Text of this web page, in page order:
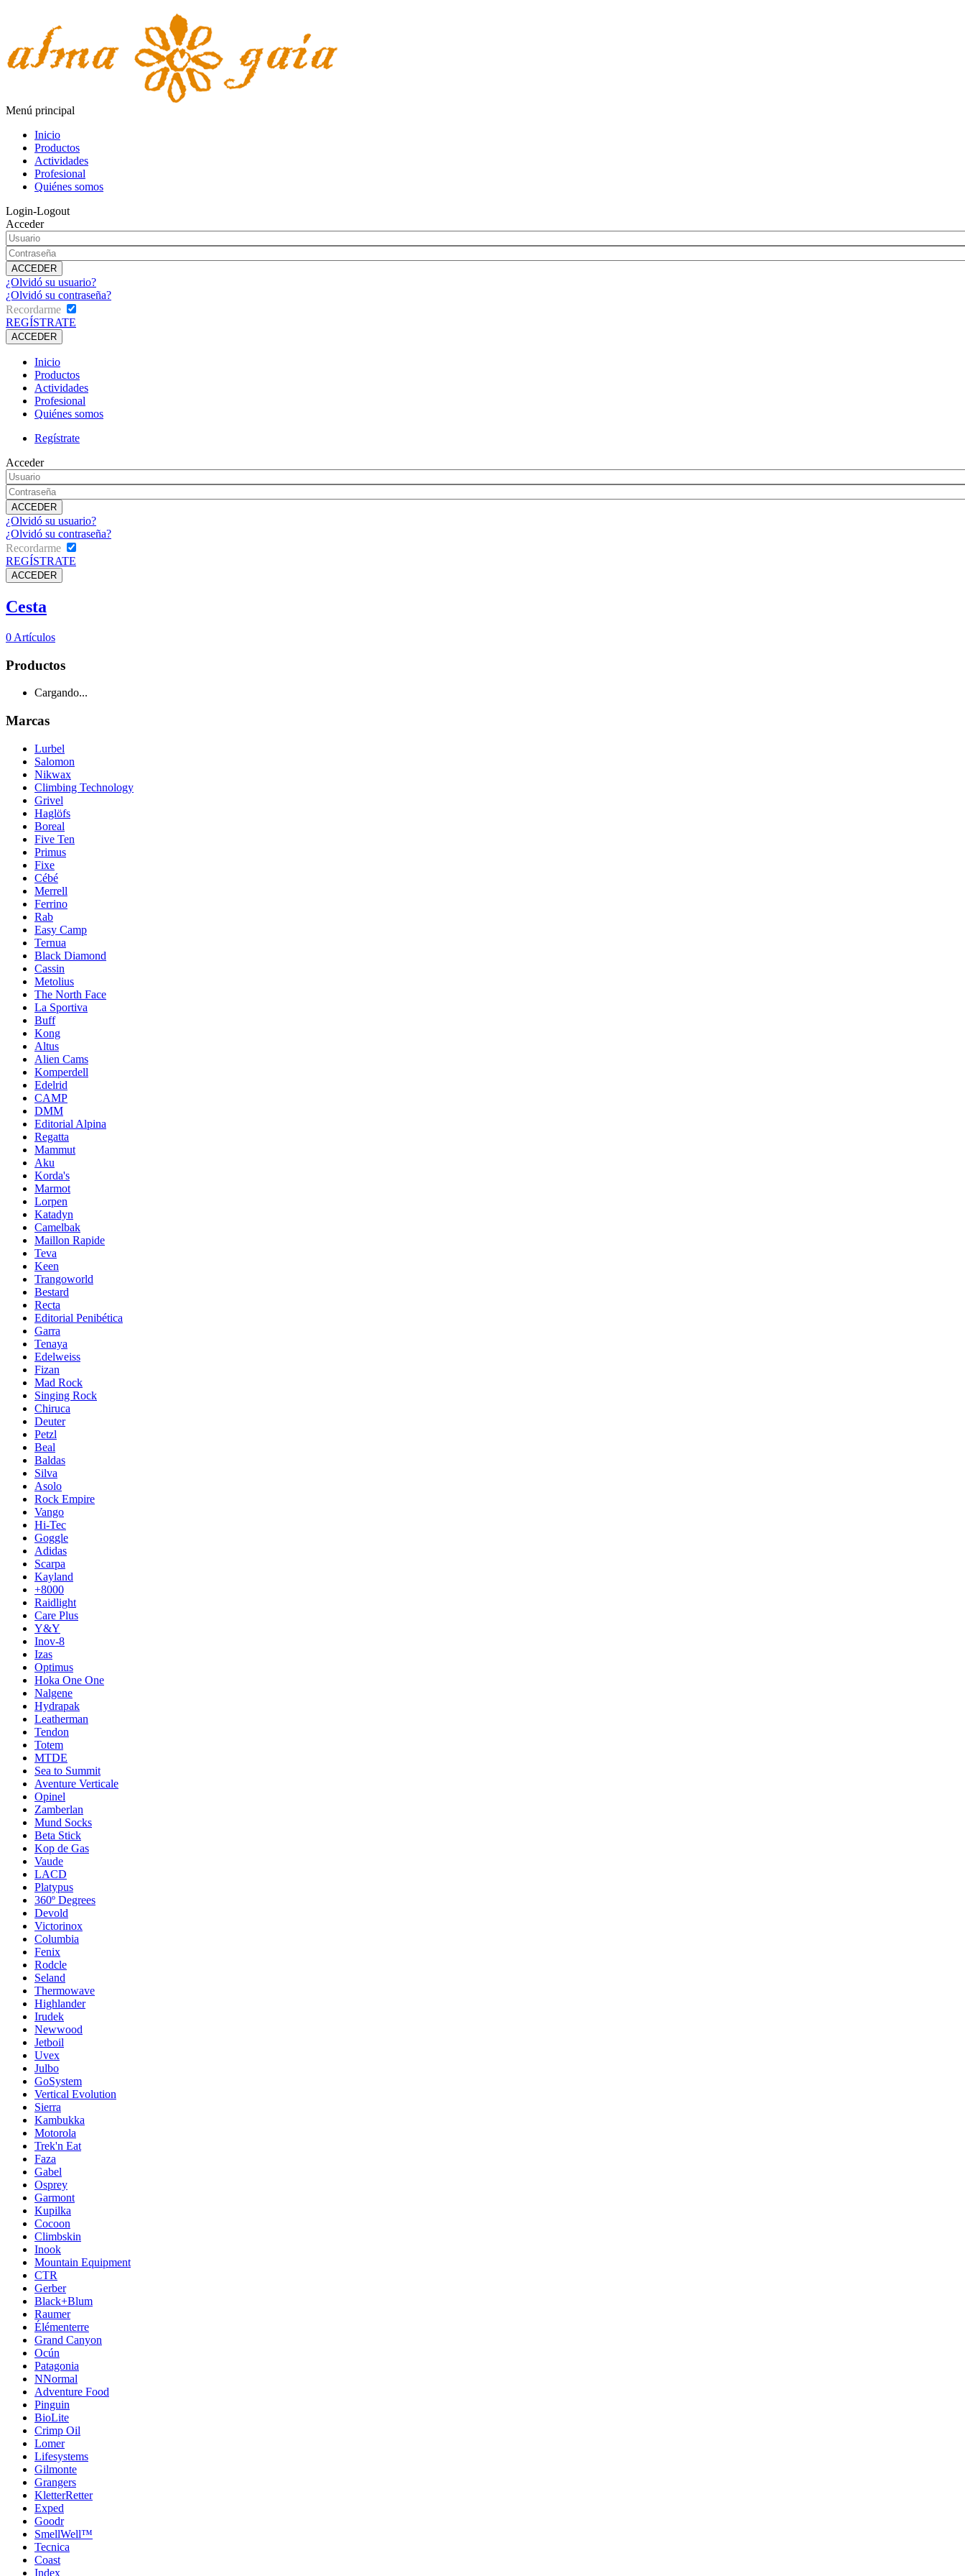
Menú principal
Inicio
Productos
Actividades
Profesional
Quiénes somos
Login-Logout
Acceder
¿Olvidó su usuario?
¿Olvidó su contraseña?
Recordarme
REGÍSTRATE
Inicio
Productos
Actividades
Profesional
Quiénes somos
Regístrate
Acceder
¿Olvidó su usuario?
¿Olvidó su contraseña?
Recordarme
REGÍSTRATE
Cesta
0 Artículos
Productos
Cargando...
Marcas
Lurbel
Salomon
Nikwax
Climbing Technology
Grivel
Haglöfs
Boreal
Five Ten
Primus
Fixe
Cébé
Merrell
Ferrino
Rab
Easy Camp
Ternua
Black Diamond
Cassin
Metolius
The North Face
La Sportiva
Buff
Kong
Altus
Alien Cams
Komperdell
Edelrid
CAMP
DMM
Editorial Alpina
Regatta
Mammut
Aku
Korda's
Marmot
Lorpen
Katadyn
Camelbak
Maillon Rapide
Teva
Keen
Trangoworld
Bestard
Recta
Editorial Penibética
Garra
Tenaya
Edelweiss
Fizan
Mad Rock
Singing Rock
Chiruca
Deuter
Petzl
Beal
Baldas
Silva
Asolo
Rock Empire
Vango
Hi-Tec
Goggle
Adidas
Scarpa
Kayland
+8000
Raidlight
Care Plus
Y&Y
Inov-8
Izas
Optimus
Hoka One One
Nalgene
Hydrapak
Leatherman
Tendon
Totem
MTDE
Sea to Summit
Aventure Verticale
Opinel
Zamberlan
Mund Socks
Beta Stick
Kop de Gas
Vaude
LACD
Platypus
360º Degrees
Devold
Victorinox
Columbia
Fenix
Rodcle
Seland
Thermowave
Highlander
Irudek
Newwood
Jetboil
Uvex
Julbo
GoSystem
Vertical Evolution
Sierra
Kambukka
Motorola
Trek'n Eat
Faza
Gabel
Osprey
Garmont
Kupilka
Cocoon
Climbskin
Inook
Mountain Equipment
CTR
Gerber
Black+Blum
Raumer
Élémenterre
Grand Canyon
Ocún
Patagonia
NNormal
Adventure Food
Pinguin
BioLite
Crimp Oil
Lomer
Lifesystems
Gilmonte
Grangers
KletterRetter
Exped
Goodr
SmellWell™
Tecnica
Coast
Index